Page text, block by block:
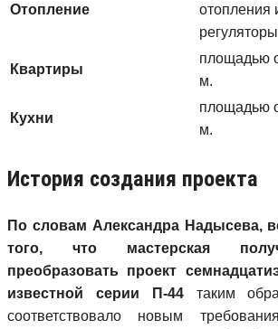
Отопление
отопления
регуляторы
Квартиры
площадью
м.
Кухни
площадью
м.
История создания проекта
По словам Александра Надысева,
того, что мастерская
преобразовать проект
известной серии П-44 таким
соответствовало новым